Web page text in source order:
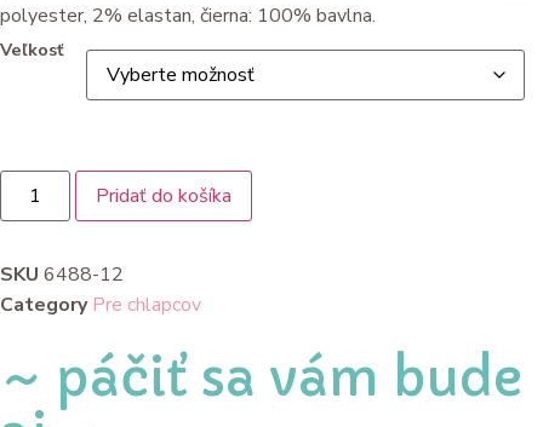
polyester, 2% elastan, čierna: 100% bavlna.
Veľkosť
Pridať do košíka
SKU 6488-12
Category Pre chlapcov
~ páčiť sa vám bude